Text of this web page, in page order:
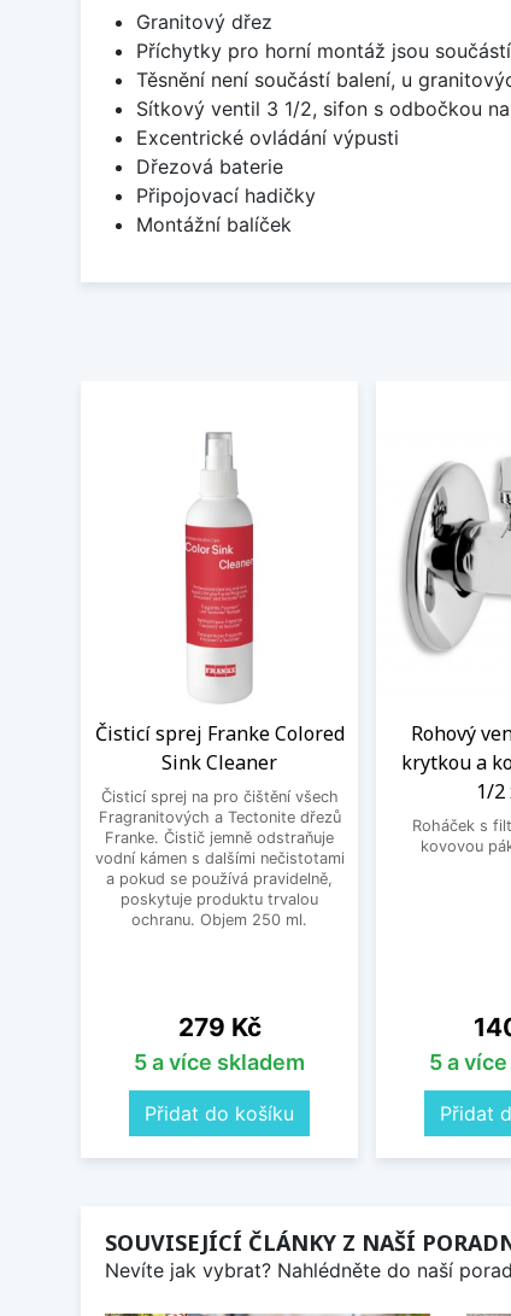
Granitový dřez
Příchytky pro horní montáž jsou
Těsnění není součástí balení, u
Sítkový ventil 3 1/2, sifon s odbočkou
Excentrické ovládání výpusti
Dřezová baterie
Připojovací hadičky
Montážní balíček
Čisticí sprej Franke Colored
Sink Cleaner
Čisticí sprej na pro čištění všech
Fragranitových a Tectonite dřezů
Franke. Čistič jemně odstraňuje
vodní kámen s dalšími nečistotami
a pokud se používá pravidelně,
poskytuje produktu trvalou
ochranu. Objem 250 ml.
Cena
279 Kč
5 a více skladem
Přidat do košíku
Rohový
krytkou a
1/2
Roháček s
kovovou
5 a
Přidat
SOUVISEJÍCÍ ČLÁNKY Z NAŠÍ
Nevíte jak vybrat? Nahlédněte do naší